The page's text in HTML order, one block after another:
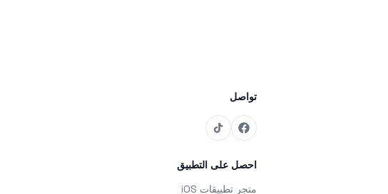
تواصل
احصل على التطبيق
متجر تطبيقات iOS